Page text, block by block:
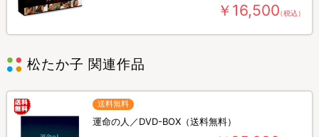
￥16,500（税込）
松たか子 関連作品
送料無料
運命の人／DVD-BOX（送料無料）